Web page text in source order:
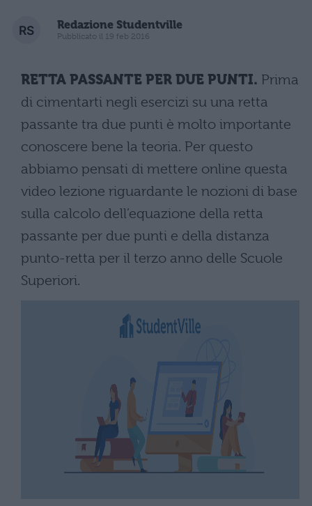
Redazione Studentville
Pubblicato il 19 feb 2016
RETTA PASSANTE PER DUE PUNTI. Prima
di cimentarti negli esercizi su una retta
passante tra due punti è molto importante
conoscere bene la teoria. Per questo
abbiamo pensati di mettere online questa
video lezione riguardante le nozioni di base
sulla calcolo dell’equazione della retta
passante per due punti e della distanza
punto-retta per il terzo anno delle Scuole
Superiori.